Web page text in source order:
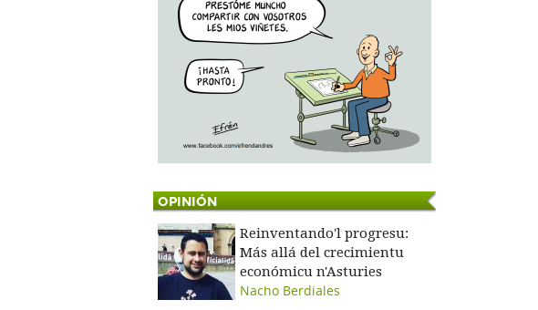
OPINIÓN
Reinventando'l progresu:
Más allá del crecimientu
económicu n'Asturies
Nacho Berdiales